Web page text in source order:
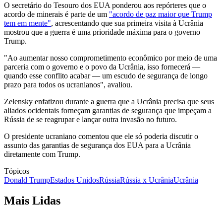
O secretário do Tesouro dos EUA ponderou aos repórteres que o
acordo de minerais é parte de um "acordo de paz maior que Trump
tem em mente", acrescentando que sua primeira visita à Ucrânia
mostrou que a guerra é uma prioridade máxima para o governo
Trump.
"Ao aumentar nosso comprometimento econômico por meio de uma
parceria com o governo e o povo da Ucrânia, isso fornecerá —
quando esse conflito acabar — um escudo de segurança de longo
prazo para todos os ucranianos", avaliou.
Zelensky enfatizou durante a guerra que a Ucrânia precisa que seus
aliados ocidentais forneçam garantias de segurança que impeçam a
Rússia de se reagrupar e lançar outra invasão no futuro.
O presidente ucraniano comentou que ele só poderia discutir o
assunto das garantias de segurança dos EUA para a Ucrânia
diretamente com Trump.
Tópicos
Donald TrumpEstados UnidosRússiaRússia x UcrâniaUcrânia
Mais Lidas